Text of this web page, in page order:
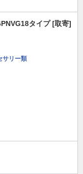
タイプ [取寄]
サリー類